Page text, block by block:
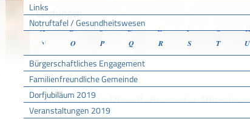
Links
Notruftafel / Gesundheitswesen
Gemeinde
Bürgerschaftliches Engagement
Familienfreundliche Gemeinde
Dorfjubiläum 2019
Veranstaltungen 2019
Leistungen
A B C D E F G
N
O P Q R S T U
Erlaubnis als Pfandleiher oder